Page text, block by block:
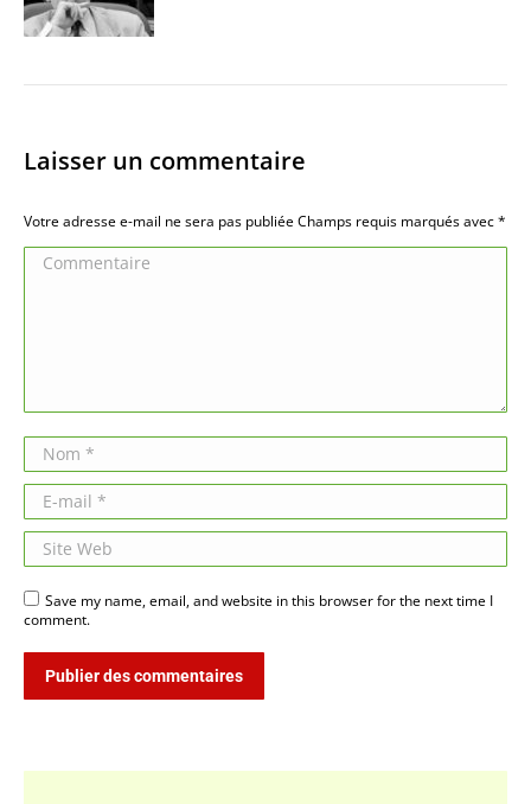
Laisser un commentaire
Votre adresse e-mail ne sera pas publiée Champs requis marqués avec*
Commentaire
Nom *
E-mail *
Site Web
Save my name, email, and website in this browser for the next time I
comment.
Publier des commentaires